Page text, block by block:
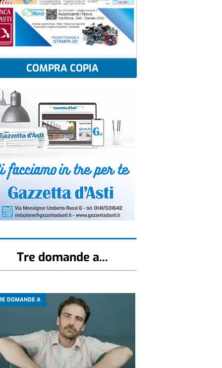
COMPRA COPIA
Tre domande a...
DOMANDE A